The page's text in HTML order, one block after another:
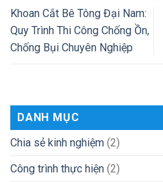
Khoan Cắt Bê Tông Đại Nam:
Quy Trình Thi Công Chống Ồn,
Chống Bụi Chuyên Nghiệp
DANH MỤC
Chia sẻ kinh nghiệm (2)
Công trình thực hiện (2)